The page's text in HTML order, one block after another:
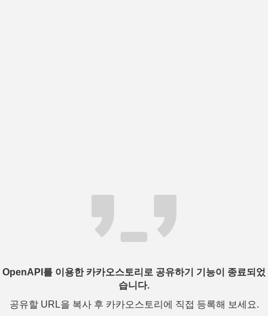
OpenAPI를 이용한 카카오스토리로 공유하기 기능이 종료되었
습니다.
공유할 URL을 복사 후 카카오스토리에 직접 등록해 보세요.